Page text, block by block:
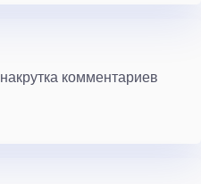
комментариев